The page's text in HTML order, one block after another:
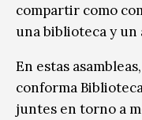
compartir como
una biblioteca y un
En estas
conforma
juntes en torno a